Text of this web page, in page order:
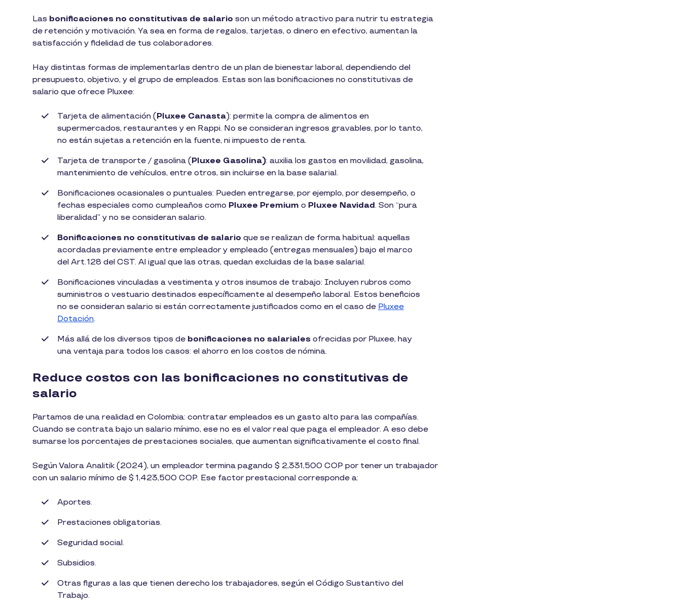
Las bonificaciones no constitutivas de salario son un método atractivo para nutrir tu estrategia
de retención y motivación. Ya sea en forma de regalos, tarjetas, o dinero en efectivo, aumentan la
satisfacción y fidelidad de tus colaboradores.
Hay distintas formas de implementarlas dentro de un plan de bienestar laboral, dependiendo del
presupuesto, objetivo, y el grupo de empleados. Estas son las bonificaciones no constitutivas de
salario que ofrece Pluxee:
Tarjeta de alimentación (Pluxee Canasta): permite la compra de alimentos en
supermercados, restaurantes y en Rappi. No se consideran ingresos gravables, por lo tanto,
no están sujetas a retención en la fuente, ni impuesto de renta.
Tarjeta de transporte / gasolina (Pluxee Gasolina): auxilia los gastos en movilidad, gasolina,
mantenimiento de vehículos, entre otros, sin incluirse en la base salarial.
Bonificaciones ocasionales o puntuales: Pueden entregarse, por ejemplo, por desempeño, o
fechas especiales como cumpleaños como Pluxee Premium o Pluxee Navidad. Son “pura
liberalidad” y no se consideran salario.
Bonificaciones no constitutivas de salario que se realizan de forma habitual: aquellas
acordadas previamente entre empleador y empleado (entregas mensuales) bajo el marco
del Art. 128 del CST. Al igual que las otras, quedan excluidas de la base salarial.
Bonificaciones vinculadas a vestimenta y otros insumos de trabajo: Incluyen rubros como
suministros o vestuario destinados específicamente al desempeño laboral. Estos beneficios
no se consideran salario si están correctamente justificados como en el caso de Pluxee
Dotación.
Más allá de los diversos tipos de bonificaciones no salariales ofrecidas por Pluxee, hay
una ventaja para todos los casos: el ahorro en los costos de nómina.
Reduce costos con las bonificaciones no constitutivas de
salario
Partamos de una realidad en Colombia: contratar empleados es un gasto alto para las compañías.
Cuando se contrata bajo un salario mínimo, ese no es el valor real que paga el empleador. A eso debe
sumarse los porcentajes de prestaciones sociales, que aumentan significativamente el costo final.
Según Valora Analitik (2024), un empleador termina pagando $ 2,331,500 COP por tener un trabajador
con un salario mínimo de $ 1,423,500 COP. Ese factor prestacional corresponde a:
Aportes.
Prestaciones obligatorias.
Seguridad social.
Subsidios.
Otras figuras a las que tienen derecho los trabajadores, según el Código Sustantivo del
Trabajo.